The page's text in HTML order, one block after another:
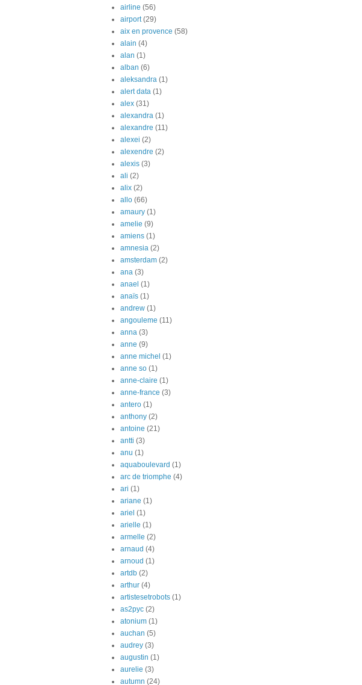
airline (56)
airport (29)
aix en provence (58)
alain (4)
alan (1)
alban (6)
aleksandra (1)
alert data (1)
alex (31)
alexandra (1)
alexandre (11)
alexei (2)
alexendre (2)
alexis (3)
ali (2)
alix (2)
allo (66)
amaury (1)
amelie (9)
amiens (1)
amnesia (2)
amsterdam (2)
ana (3)
anael (1)
anaïs (1)
andrew (1)
angouleme (11)
anna (3)
anne (9)
anne michel (1)
anne so (1)
anne-claire (1)
anne-france (3)
antero (1)
anthony (2)
antoine (21)
antti (3)
anu (1)
aquaboulevard (1)
arc de triomphe (4)
ari (1)
ariane (1)
ariel (1)
arielle (1)
armelle (2)
arnaud (4)
arnoud (1)
artdb (2)
arthur (4)
artistesetrobots (1)
as2pyc (2)
atonium (1)
auchan (5)
audrey (3)
augustin (1)
aurelie (3)
autumn (24)